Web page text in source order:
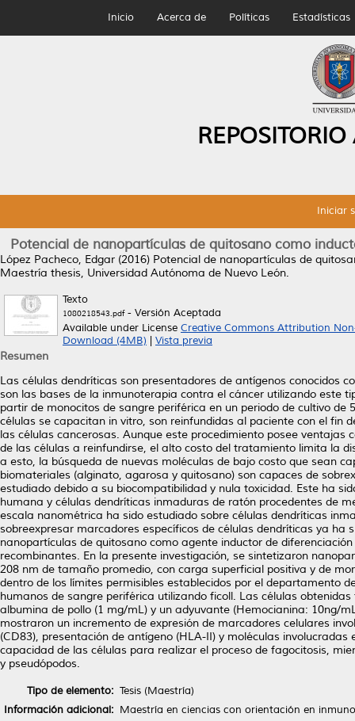
Inicio Acerca de Políticas Estadísticas
Iniciar
Potencial de nanopartículas de quitosano como
López Pacheco, Edgar (2016) Potencial de nanopartículas de
Maestría thesis, Universidad Autónoma de Nuevo León.
Texto
1080218543.pdf- Versión Aceptada
Available under License Creative Commons Attribution
Download (4MB)
Vista previa
Resumen
Las células dendríticas son presentadores de antígenos conocidos
son las bases de la inmunoterapia contra el cáncer utilizando este
partir de monocitos de sangre periférica en un periodo de cultivo
células se capacitan in vitro, son reinfundidas al paciente con el fin
las células cancerosas. Aunque este procedimiento posee
de las células a reinfundirse, el alto costo del tratamiento limita la
a esto, la búsqueda de nuevas moléculas de bajo costo que sean
biomateriales (alginato, agarosa y quitosano) son capaces de
estudiado debido a su biocompatibilidad y nula toxicidad. Este ha
humana y células dendríticas inmaduras de ratón procedentes de
escala nanométrica ha sido estudiado sobre células dendríticas
sobreexpresar marcadores específicos de células dendríticas ya
nanopartículas de quitosano como agente inductor de
recombinantes. En la presente investigación, se sintetizaron
208 nm de tamaño promedio, con carga superficial positiva y de
dentro de los límites permisibles establecidos por el departamento
humanos de sangre periférica utilizando ficoll. Las células
albumina de pollo (1 mg/mL) y un adyuvante (Hemocianina: 10ng/
mostraron un incremento de expresión de marcadores celulares
(CD83), presentación de antígeno (HLA-II) y moléculas
capacidad de las células para realizar el proceso de fagocitosis,
y pseudópodos.
Tipo de elemento: Tesis (Maestría)
Información adicional: Maestría en ciencias con orientación en